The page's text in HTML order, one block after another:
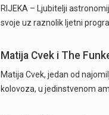
RIJEKA – Ljubitelji
svoje uz raznolik ljetni
Matija Cvek i The
Matija Cvek, jedan od
kolovoza, u jedinstvenom